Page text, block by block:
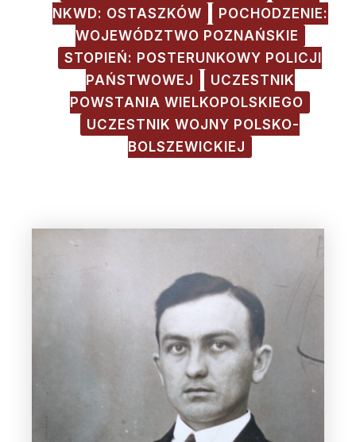
NKWD: OSTASZKÓW
POCHODZENIE:
WOJEWÓDZTWO POZNAŃSKIE
STOPIEŃ: POSTERUNKOWY POLICJI
PAŃSTWOWEJ
UCZESTNIK
POWSTANIA WIELKOPOLSKIEGO
UCZESTNIK WOJNY POLSKO-
BOLSZEWICKIEJ